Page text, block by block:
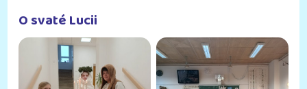
O svaté Lucii